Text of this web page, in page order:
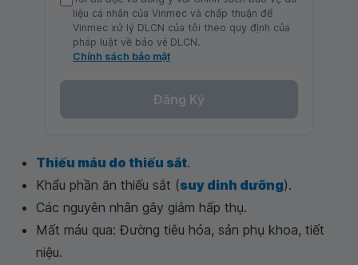
liệu cá nhân của Vinmec và chấp thuận để
Vinmec xử lý DLCN của tôi theo quy định của
pháp luật về bảo vệ DLCN.
Chính sách bảo mật
Đăng Ký
Thiếu máu do thiếu sắt.
Khẩu phần ăn thiếu sắt (suy dinh dưỡng).
Các nguyên nhân gây giảm hấp thụ.
Mất máu qua: Đường tiêu hóa, sản phụ khoa, tiết
niệu.